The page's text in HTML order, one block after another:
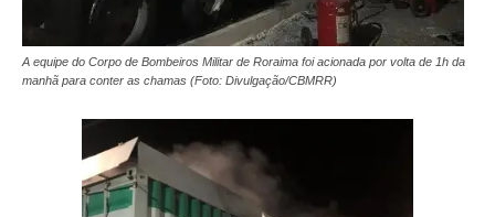
A equipe do Corpo de Bombeiros Militar de Roraima foi acionada por volta de 1h da
manhã para conter as chamas (Foto: Divulgação/CBMRR)